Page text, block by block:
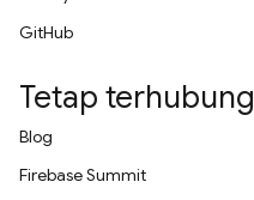
GitHub
Tetap terhubung
Blog
Firebase Summit